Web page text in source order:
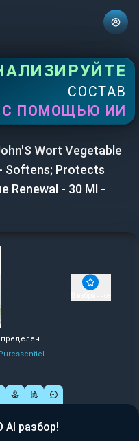
СОСТАВ
С ПОМОЩЬЮ ИИ
Wort Vegetable
Softens; Protects
Renewal - 30 Ml -
разбор!